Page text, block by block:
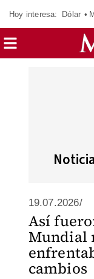
Hoy interesa: Dólar
19.07.2026/
Así
Mundial
cambios